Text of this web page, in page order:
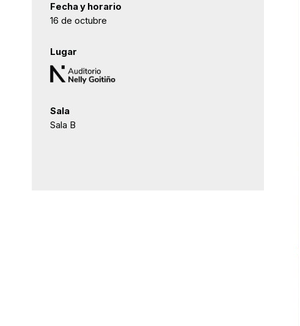
Fecha y horario
16 de octubre
Lugar
Sala
Sala B